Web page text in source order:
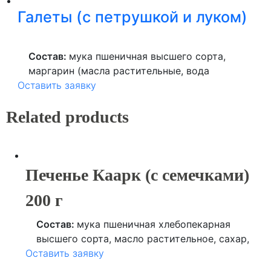
чеснок, соль.
базилик.
Галеты (с петрушкой и луком)
Состав: мука пшеничная высшего сорта,
маргарин (масла растительные, вода
питьевая, лецитин), лимонная кислота,
сахар, специи.
Оставить заявку
Related products
Печенье Каарк (с семечками)
200 г
Состав: мука пшеничная хлебопекарная
высшего сорта, масло растительное, сахар,
семя льна, семя подсолнечника, кунжут,
Оставить заявку